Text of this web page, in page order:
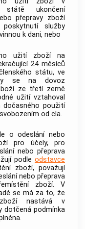
státě ukončení
přepravy zboží
poskytnutí služby
k dani, nebo
užití zboží na
24 měsíců
státu, ve
se na dovoz
ze třetí země
užití vztahoval
dočasného použití
od cla.
o odeslání nebo
pro účely, pro
nebo přeprava
podle odstavce
zboží, považují
nebo přeprava
zboží. V
se má za to, že
nastává v
dotčená podmínka